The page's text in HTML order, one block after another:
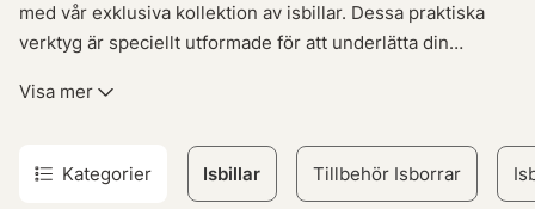
med vår exklusiva kollektion av isbillar. Dessa praktiska
verktyg är speciellt utformade för att underlätta din
besvärliga istäcken. Med vårt sortiment kan du säkerställa
Vår samling erbjuder ett varierat urval av högkvalitativa
Visa mer
Kategorier Tillbehör Isborrar
Isbillar